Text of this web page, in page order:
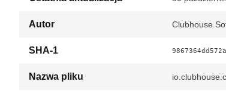
Autor Clubhouse
SHA-1
Nazwa pliku